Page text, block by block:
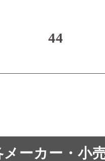
44
メーカー・小